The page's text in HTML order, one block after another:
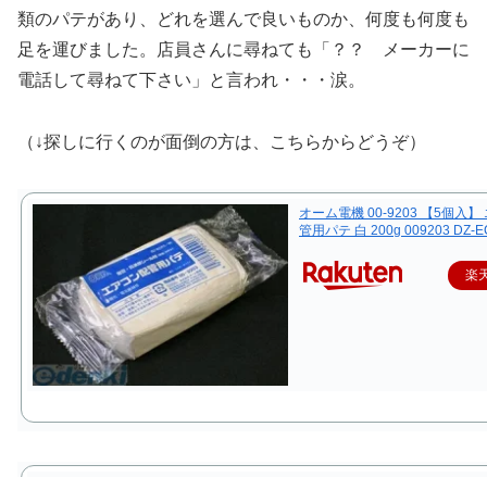
類のパテがあり、どれを選んで良いものか、何度も何度も
足を運びました。店員さんに尋ねても「？？ メーカーに
電話して尋ねて下さい」と言われ・・・涙。
（↓探しに行くのが面倒の方は、こちらからどうぞ）
オーム電機 00-9203 【5個入】
管用パテ 白 200g 009203 DZ-
楽